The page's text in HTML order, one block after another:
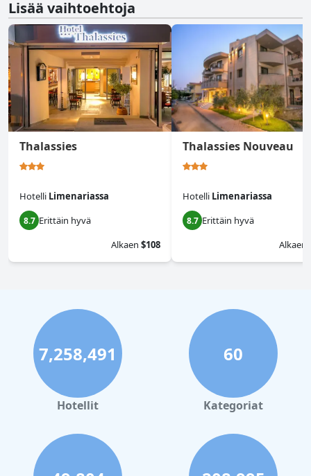
Lisää vaihtoehtoja
Thalassies
Hotelli Limenariassa
8.7 Erittäin hyvä
Alkaen $108
Thalassies Nouveau
Hotelli Limenariassa
8.7 Erittäin hyvä
Alkaen
7,258,491
Hotellit
60
Kategoriat